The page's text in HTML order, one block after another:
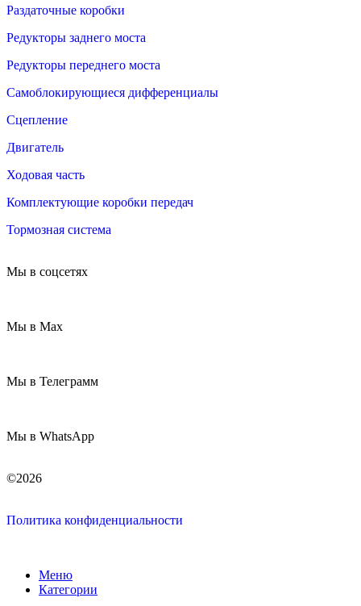
Раздаточные коробки
Редукторы заднего моста
Редукторы переднего моста
Самоблокирующиеся дифференциалы
Сцепление
Двигатель
Ходовая часть
Комплектующие коробки передач
Тормозная система
Мы в соцсетях
Мы в Max
Мы в Телеграмм
Мы в WhatsApp
©2026
Политика конфиденциальности
Меню
Категории